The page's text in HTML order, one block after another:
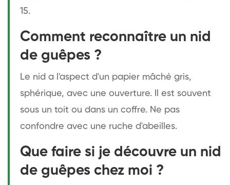
15.
Comment reconnaître un nid
de guêpes ?
Le nid a l'aspect d'un papier mâché gris,
sphérique, avec une ouverture. Il est souvent
sous un toit ou dans un coffre. Ne pas
confondre avec une ruche d'abeilles.
Que faire si je découvre un nid
de guêpes chez moi ?